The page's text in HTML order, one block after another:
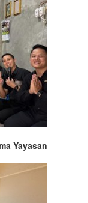
Yayasan